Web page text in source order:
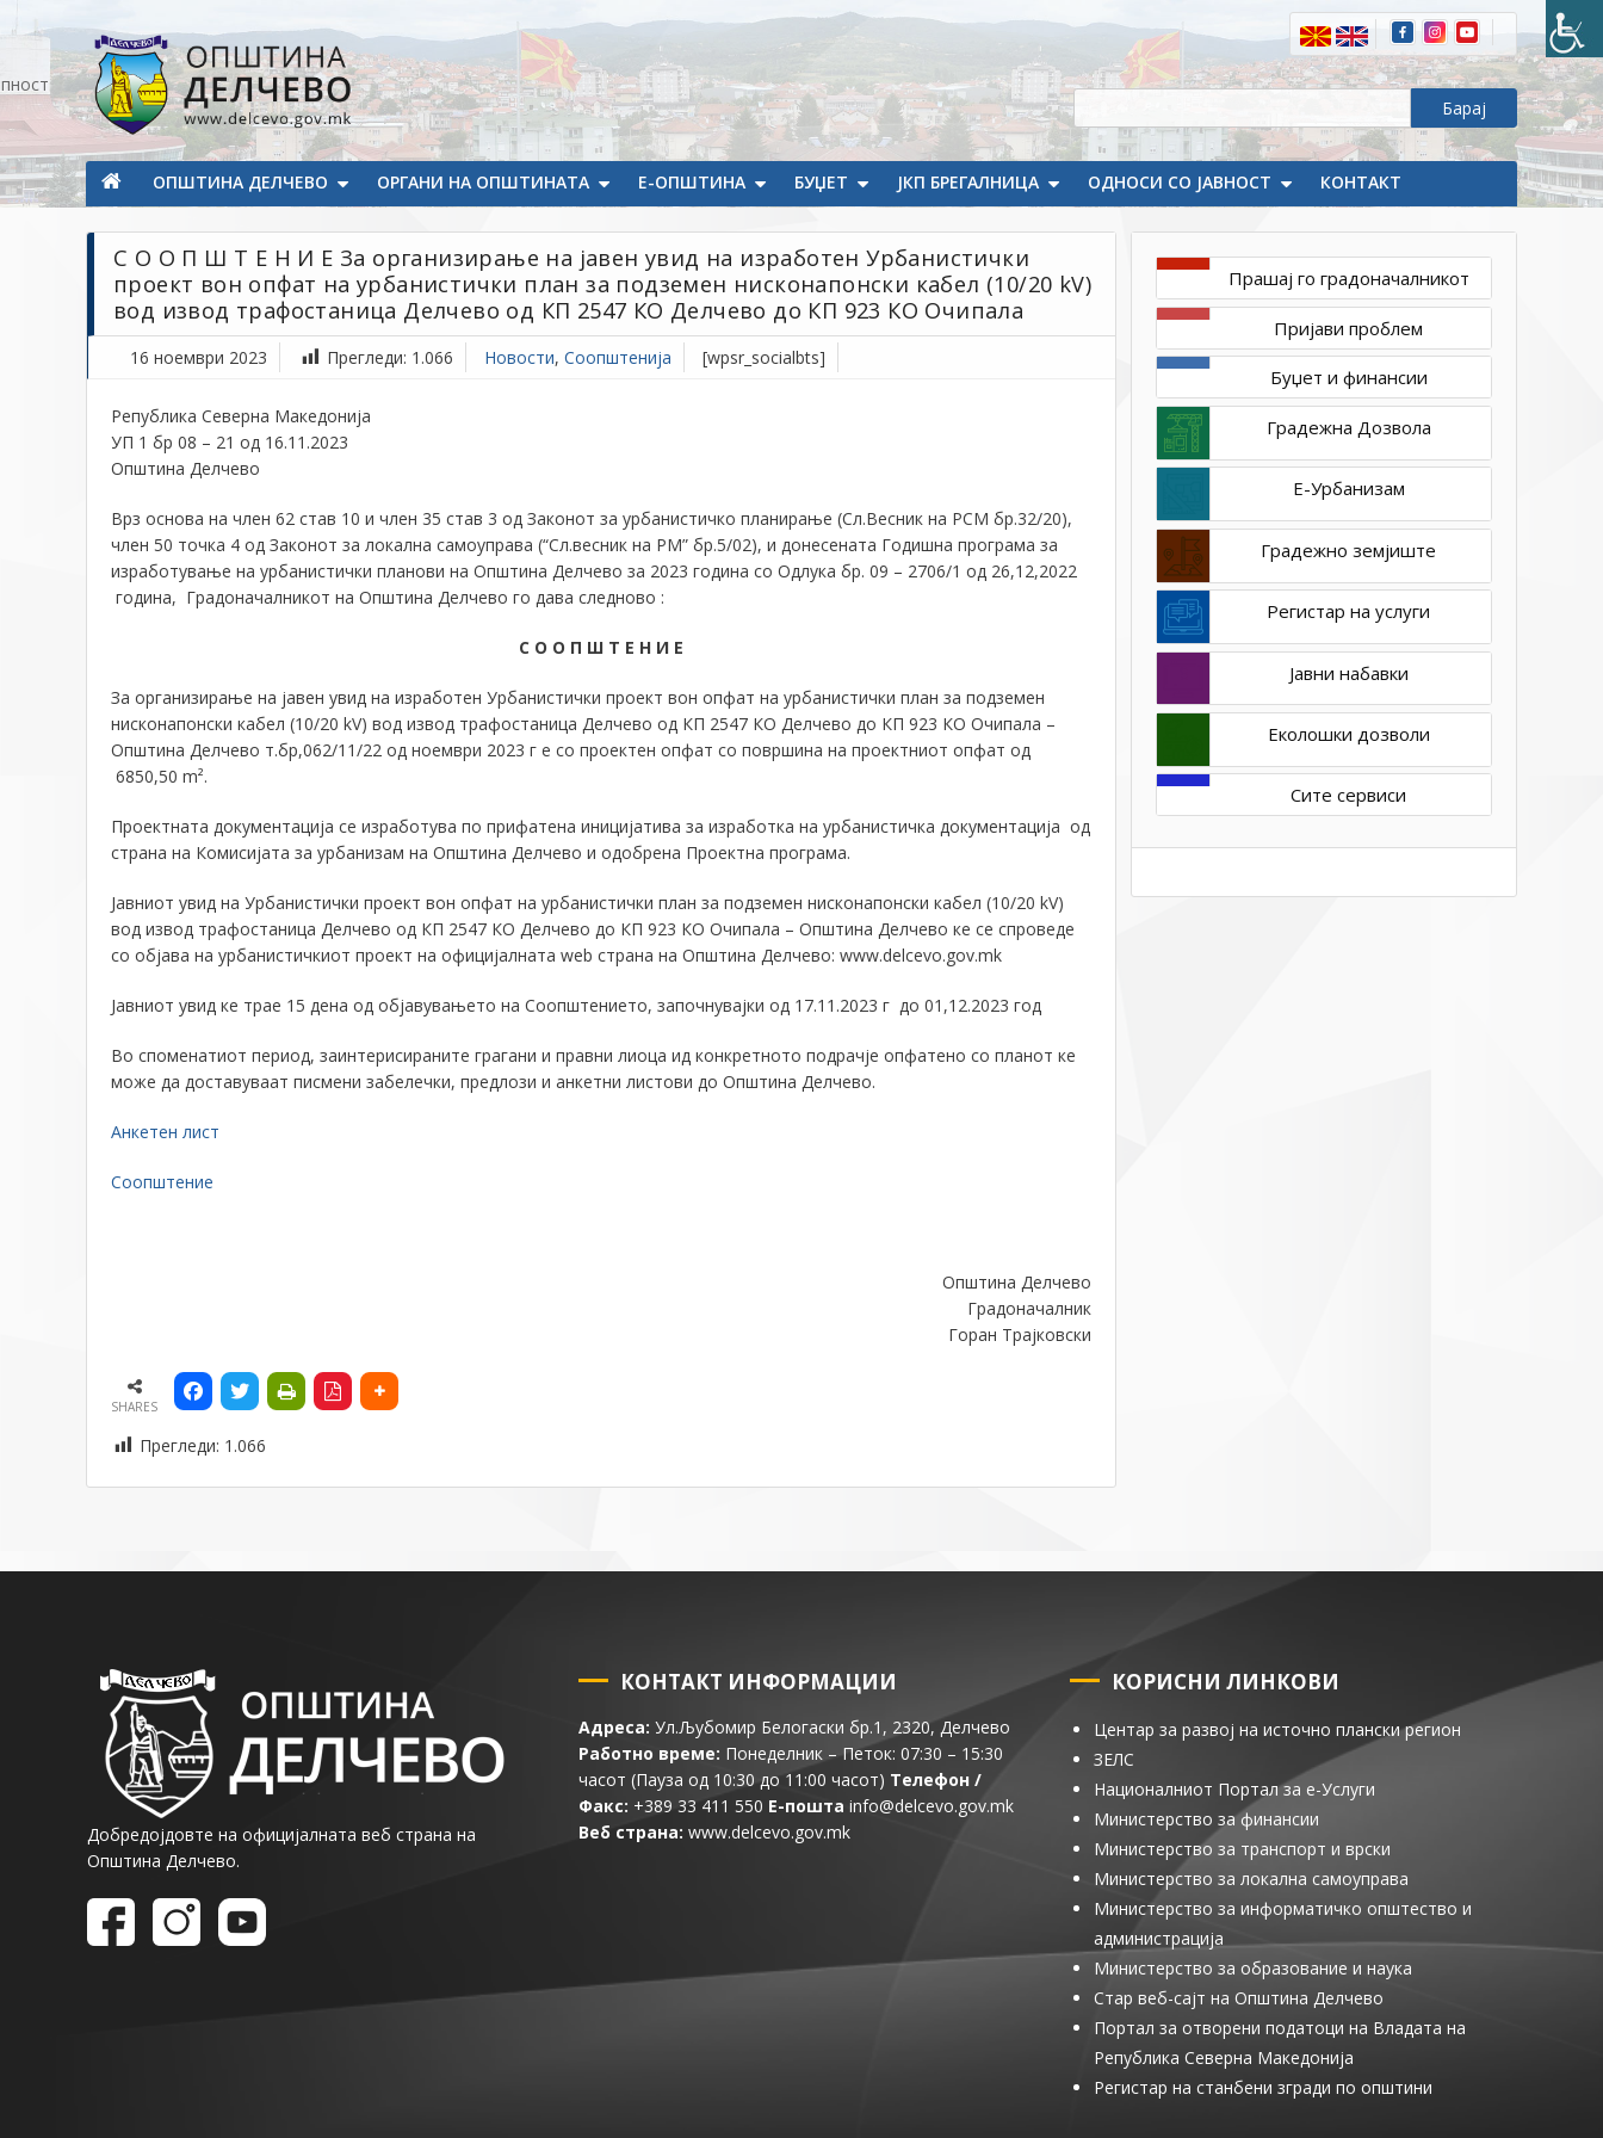
Општина Делчево
Општина Делчево
ОПШТИНА ДЕЛЧЕВО ОРГАНИ НА ОПШТИНАТА Е-ОПШТИНА БУЏЕТ ЈКП БРЕГАЛНИЦА ОДНОСИ СО ЈАВНОСТ КОНТАКТ
С О О П Ш Т Е Н И Е За организирање на јавен увид на изработен Урбанистички
проект вон опфат на урбанистички план за подземен нисконапонски кабел (10/20 kV)
вод извод трафостаница Делчево од КП 2547 КО Делчево до КП 923 КО Очипала
16 ноември 2023 Прегледи: 1.066 Новости, Соопштенија [wpsr_socialbts]
од
КП
КО
Делчево
до
КП
923
Република Северна Македонија
УП 1 бр 08 – 21 од 16.11.2023
Општина Делчево
Врз основа на член 62 став 10 и член 35 став 3 од Законот за урбанистичко планирање (Сл.Весник на РСМ бр.32/20),
член 50 точка 4 од Законот за локална самоуправа (“Сл.весник на РМ” бр.5/02), и донесената Годишна програма за
изработување на урбанистички планови на Општина Делчево за 2023 година со Одлука бр. 09 – 2706/1 од 26,12,2022
година, Градоначалникот на Општина Делчево го дава следново :
С О О П Ш Т Е Н И Е
За организирање на јавен увид на изработен Урбанистички проект вон опфат на урбанистички план за подземен
нисконапонски кабел (10/20 kV) вод извод трафостаница Делчево од КП 2547 КО Делчево до КП 923 КО Очипала –
Општина Делчево т.бр,062/11/22 од ноември 2023 г е со проектен опфат со површина на проектниот опфат од
6850,50 m².
Проектната документација се изработува по прифатена иницијатива за изработка на урбанистичка документација од
страна на Комисијата за урбанизам на Општина Делчево и одобрена Проектна програма.
Јавниот увид на Урбанистички проект вон опфат на урбанистички план за подземен нисконапонски кабел (10/20 kV)
вод извод трафостаница Делчево од КП 2547 КО Делчево до КП 923 КО Очипала – Општина Делчево ке се спроведе
со објава на урбанистичкиот проект на официјалната web страна на Општина Делчево: www.delcevo.gov.mk
Јавниот увид ке трае 15 дена од објавувањето на Соопштението, започнувајки од 17.11.2023 г до 01,12.2023 год
Во споменатиот период, заинтерисираните грагани и правни лиоца ид конкретното подрачје опфатено со планот ке
може да доставуваат писмени забелечки, предлози и анкетни листови до Општина Делчево.
Анкетен лист
Соопштение
Општина Делчево
Градоначалник
Горан Трајковски
SHARES
Прегледи: 1.066
Прашај го градоначалникот
Пријави проблем
Буџет и финансии
Градежна Дозвола
Е-Урбанизам
Градежно земјиште
Регистар на услуги
Јавни набавки
Еколошки дозволи
Сите сервиси
Добредојдовте на официјалната веб страна на
Општина Делчево.
КОНТАКТ ИНФОРМАЦИИ
Адреса: Ул.Љубомир Белогаски бр.1, 2320, Делчево
Работно време: Понеделник – Петок: 07:30 – 15:30
часот (Пауза од 10:30 до 11:00 часот) Телефон /
Факс: +389 33 411 550 Е-пошта info@delcevo.gov.mk
Веб страна: www.delcevo.gov.mk
КОРИСНИ ЛИНКОВИ
Центар за развој на источно плански регион
ЗЕЛС
Националниот Портал за е-Услуги
Министерство за финансии
Министерство за транспорт и врски
Министерство за локална самоуправа
Министерство за информатичко општество и
администрација
Министерство за образование и наука
Стар веб-сајт на Општина Делчево
Портал за отворени податоци на Владата на
Република Северна Македонија
Регистар на станбени згради по општини